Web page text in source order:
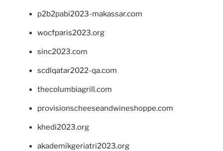
p2b2pabi2023-makassar.com
wocfparis2023.org
sinc2023.com
scdlqatar2022-qa.com
thecolumbiagrill.com
provisionscheeseandwineshoppe.com
khedi2023.org
akademikgeriatri2023.org